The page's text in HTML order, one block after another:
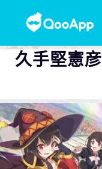
久手堅憲彦